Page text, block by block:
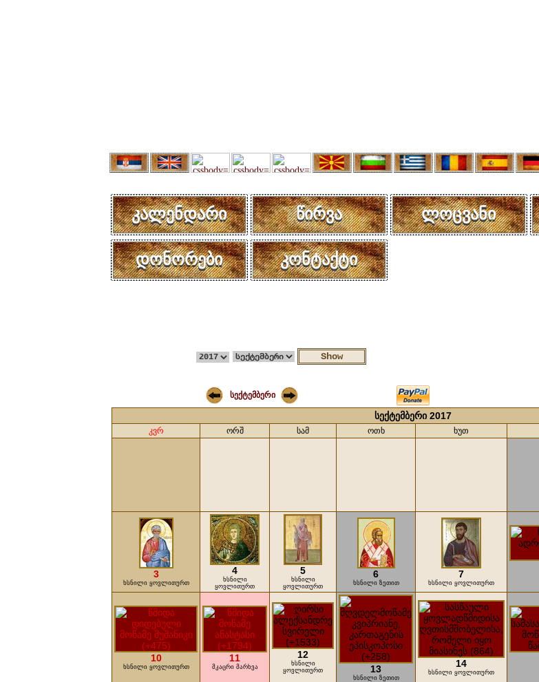
კალენდარი წირვა ლოცვანი
დონორები კონტაქტი
სექტემბერი
სექტემბერი 2017
კვრ ორშ სამ ოთხ ხუთ
3
ხსნილი ყოვლითურთ
4
ხსნილი
ყოვლითურთ
5
ხსნილი
ყოვლითურთ
6
ხსნილი ზეთით
7
ხსნილი ყოვლითურთ
10
ხსნილი ყოვლითურთ
11
მკაცრი მარხვა
12
ხსნილი
ყოვლითურთ
13
ხსნილი ზეთით
14
ხსნილი ყოვლითურთ